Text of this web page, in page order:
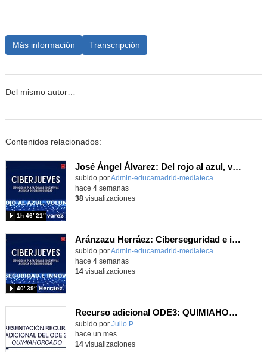
Más información Transcripción
Del mismo autor…
Contenidos relacionados:
José Ángel Álvarez: Del rojo al azul, volumen III
subido porAdmin-educamadrid-mediateca
1h 46′ 21″
hace 4 semanas
38visualizaciones
Aránzazu Herráez: Ciberseguridad e innovación: Protegiendo y transformando la vida digital
subido porAdmin-educamadrid-mediateca
40′ 39″
hace 4 semanas
14visualizaciones
Recurso adicional ODE3: QUIMIAHORCADO
Contenido educativo.
subido por Julio P.
hace un mes
14visualizaciones